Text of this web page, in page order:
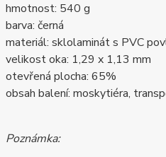
hmotnost: 540 g
barva: černá
materiál: sklolaminát s PVC
velikost oka: 1,29 x 1,13 mm
otevřená plocha: 65%
obsah balení: moskytiéra,
Poznámka: